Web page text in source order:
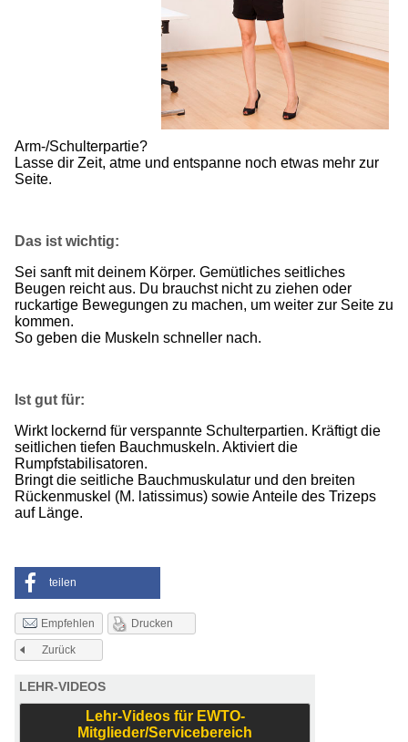
Arm-/Schulterpartie?
Lasse dir Zeit, atme und entspanne noch etwas mehr zur
Seite.
Das ist wichtig:
Sei sanft mit deinem Körper. Gemütliches seitliches
Beugen reicht aus. Du brauchst nicht zu ziehen oder
ruckartige Bewegungen zu machen, um weiter zur Seite zu
kommen.
So geben die Muskeln schneller nach.
Ist gut für:
Wirkt lockernd für verspannte Schulterpartien. Kräftigt die
seitlichen tiefen Bauchmuskeln. Aktiviert die
Rumpfstabilisatoren.
Bringt die seitliche Bauchmuskulatur und den breiten
Rückenmuskel (M. latissimus) sowie Anteile des Trizeps
auf Länge.
teilen
Empfehlen Drucken
Zurück
LEHR-VIDEOS
Lehr-Videos für EWTO-
Mitglieder/Servicebereich